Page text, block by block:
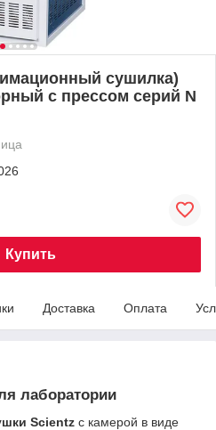
сушилка)
с прессом серий N
Купить
Доставка Оплата
лаборатории
Scientz с камерой в виде